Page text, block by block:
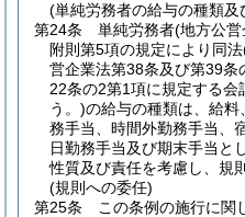
(単純労務者の給与の種類及
第24条
単純労務者(地方公
附則第5項の規定により同法
営企業法第38条及び第39条
22条の2第1項に規定する会
う。)の給与の種類は、給
務手当、時間外勤務手当、
日勤務手当及び期末手当と
性質及び責任を考慮し、規
(規則への委任)
第25条
この条例の施行に関